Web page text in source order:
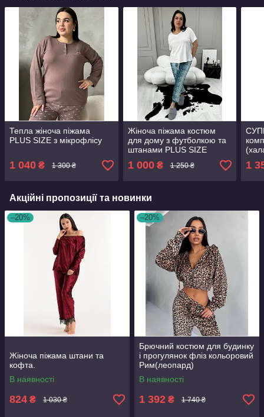
Тепла жіноча піжама
PLUS SIZE з мікрофлісу
1 040 ₴ 1 300 ₴
Жіноча піжама костюм
для дому з футболкою та
штанами PLUS SIZE
1 000₴ 1 250 ₴ 1
Акційні пропозиції та новинки
–20%
Жіноча піжама штани та
кофта.
В наявності
824 ₴ 1 030 ₴
–20%
Брючний костюм для будинку
і прогулянок фліз кольоровий
Рим(леопард)
В наявності
1 392 ₴ 1 740 ₴